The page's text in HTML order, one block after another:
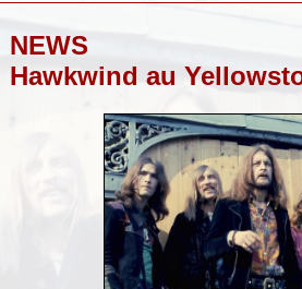
NEWS
Hawkwind au